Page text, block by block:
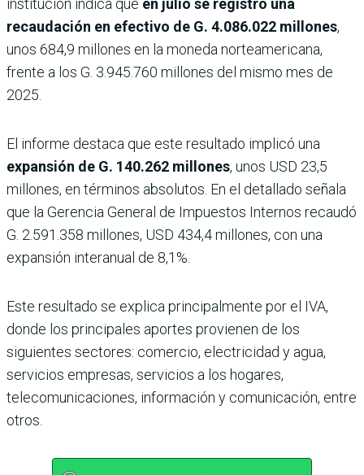
institución indica que en julio se registró una
recaudación en efectivo de G. 4.086.022 millones,
unos 684,9 millones en la moneda norteamericana,
frente a los G. 3.945.760 millones del mismo mes de
2025.
El informe destaca que este resultado implicó una
expansión de G. 140.262 millones, unos USD 23,5
millones, en términos absolutos. En el detallado señala
que la Gerencia General de Impuestos Internos recaudó
G. 2.591.358 millones, USD 434,4 millones, con una
expansión interanual de 8,1%.
Este resultado se explica principalmente por el IVA,
donde los principales aportes provienen de los
siguientes sectores: comercio, electricidad y agua,
servicios empresas, servicios a los hogares,
telecomunicaciones, información y comunicación, entre
otros.